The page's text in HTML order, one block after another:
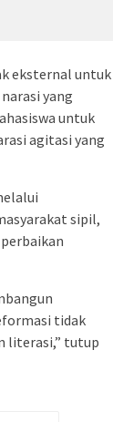
eksternal untuk
yang
untuk
agitasi yang
sipil,
tidak
literasi,” tutup